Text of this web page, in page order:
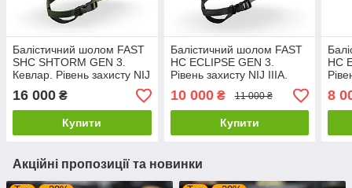
Балістичний шолом FAST
SHC SHTORM GEN 3.
Кевлар. Рівень захисту NIJ
IIIA. Олива
16 000 ₴
Купити
Балістичний шолом FAST
HC ECLIPSE GEN 3.
Рівень захисту NIJ IIIA.
Чорний
10 000₴ 11 000 ₴
Купити
HC
8
Акційні пропозиції та новинки